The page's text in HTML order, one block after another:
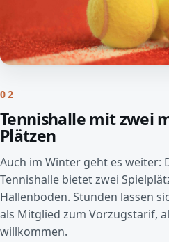
02
Tennishalle mit zwei
Plätzen
Auch im Winter geht es weiter:
Tennishalle bietet zwei
Hallenboden. Stunden lassen
als Mitglied zum Vorzugstarif,
willkommen.